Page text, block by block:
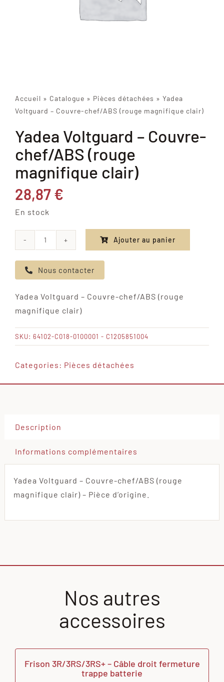
Accueil » Catalogue » Pièces détachées » Yadea
Voltguard – Couvre-chef/ABS (rouge magnifique clair)
Yadea Voltguard – Couvre-
chef/ABS (rouge
magnifique clair)
28,87€
En stock
de
Yadea
-
Couvre-
chef/ABS
(rouge
Ajouter au panier
Nous contacter
Yadea Voltguard – Couvre-chef/ABS (rouge
magnifique clair)
SKU: 64102-C018-0100001 - C1205851004
Categories: Pièces détachées
Description
Informations complémentaires
Yadea Voltguard – Couvre-chef/ABS (rouge
magnifique clair) – Pièce d’origine.
Nos autres
accessoires
Frison 3R/3RS/3RS+ – Câble droit fermeture
trappe batterie